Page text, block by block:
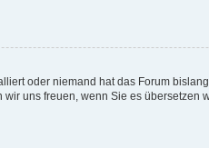
oder niemand hat das Forum
uns freuen, wenn Sie es übersetzen